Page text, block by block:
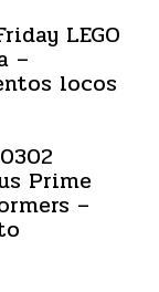
LEGO
–
locos
Prime
–